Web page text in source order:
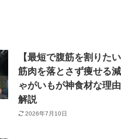
【最短で腹筋を割りたい
筋肉を落とさず痩せる
ゃがいもが神食材な理
解説
2026年7月10日